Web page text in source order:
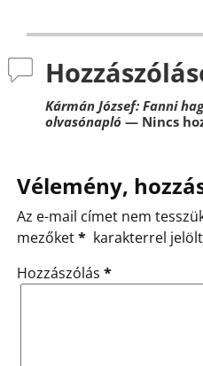
Kármán József: Fanni
olvasónapló — Nincs
Vélemény,
Az e-mail címet nem
mezőket* karakterrel
Hozzászólás *